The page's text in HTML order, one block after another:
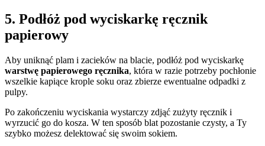
5. Podłóż pod wyciskarkę ręcznik
papierowy
Aby uniknąć plam i zacieków na blacie, podłóż pod wyciskarkę
warstwę papierowego ręcznika, która w razie potrzeby pochłonie
wszelkie kapiące krople soku oraz zbierze ewentualne odpadki z
pulpy.
Po zakończeniu wyciskania wystarczy zdjąć zużyty ręcznik i
wyrzucić go do kosza. W ten sposób blat pozostanie czysty, a Ty
szybko możesz delektować się swoim sokiem.